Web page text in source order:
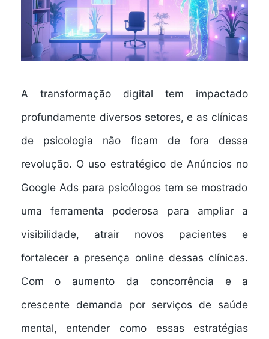
A transformação digital tem impactado
profundamente diversos setores, e as clínicas
de psicologia não ficam de fora dessa
revolução. O uso estratégico de Anúncios no
Google Ads para psicólogos tem se mostrado
uma ferramenta poderosa para ampliar a
visibilidade, atrair novos pacientes e
fortalecer a presença online dessas clínicas.
Com o aumento da concorrência e a
crescente demanda por serviços de saúde
mental, entender como essas estratégias